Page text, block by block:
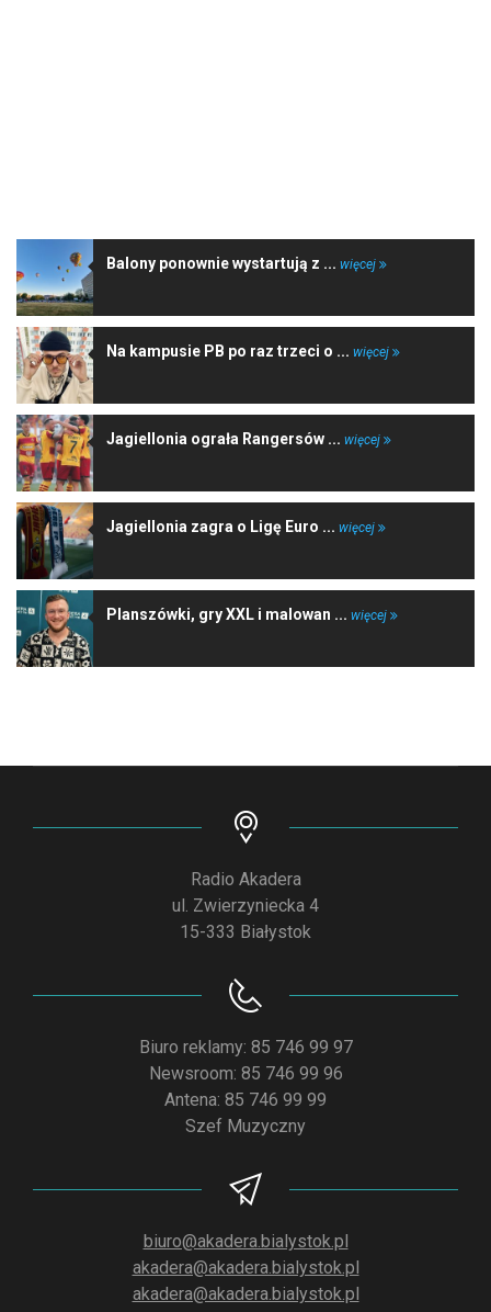
Balony ponownie wystartują z ... więcej
Na kampusie PB po raz trzeci o ... więcej
Jagiellonia ograła Rangersów ... więcej
Jagiellonia zagra o Ligę Euro ... więcej
Planszówki, gry XXL i malowan ... więcej
Radio Akadera
ul. Zwierzyniecka 4
15-333 Białystok
Biuro reklamy: 85 746 99 97
Newsroom: 85 746 99 96
Antena: 85 746 99 99
Szef Muzyczny
biuro@akadera.bialystok.pl
akadera@akadera.bialystok.pl
akadera@akadera.bialystok.pl